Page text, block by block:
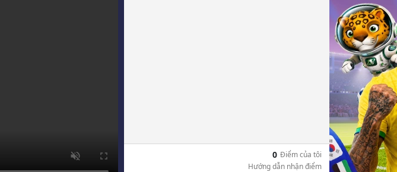
0 Điểm của tôi
Hướng dẫn nhận điểm